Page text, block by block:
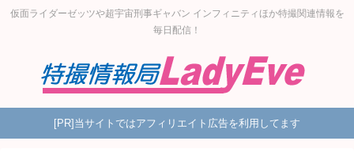
仮面ライダーゼッツや超宇宙刑事ギャバン インフィニティほか特撮関連情報を
毎日配信！
[PR]当サイトではアフィリエイト広告を利用してます